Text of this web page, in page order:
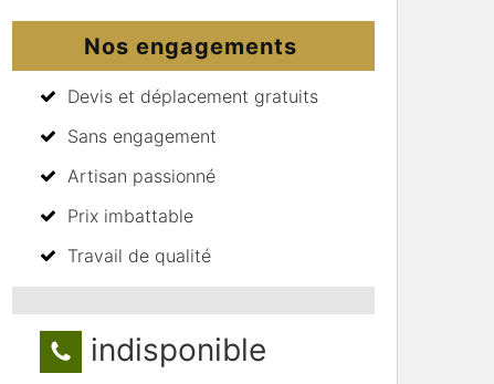
Nos engagements
Devis et déplacement gratuits
Sans engagement
Artisan passionné
Prix imbattable
Travail de qualité
indisponible